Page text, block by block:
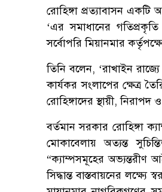
রোহিঙ্গা প্রত্যাবাসন একটি
‘এর সমাধানের গতিপ্রকৃতি
সর্বোপরি মিয়ানমার
তিনি বলেন, ‘রাখাইন
কার্যকর সংলাপের ক্ষেত্র
রোহিঙ্গাদের স্থায়ী,
বর্তমান সরকার রোহিঙ্গা
মোকাবেলায় অত্যন্ত
“ক্যাম্পসমূহের অভ্যন্তরীণ
সিদ্ধান্ত বাস্তবায়নের লক্ষ্যে